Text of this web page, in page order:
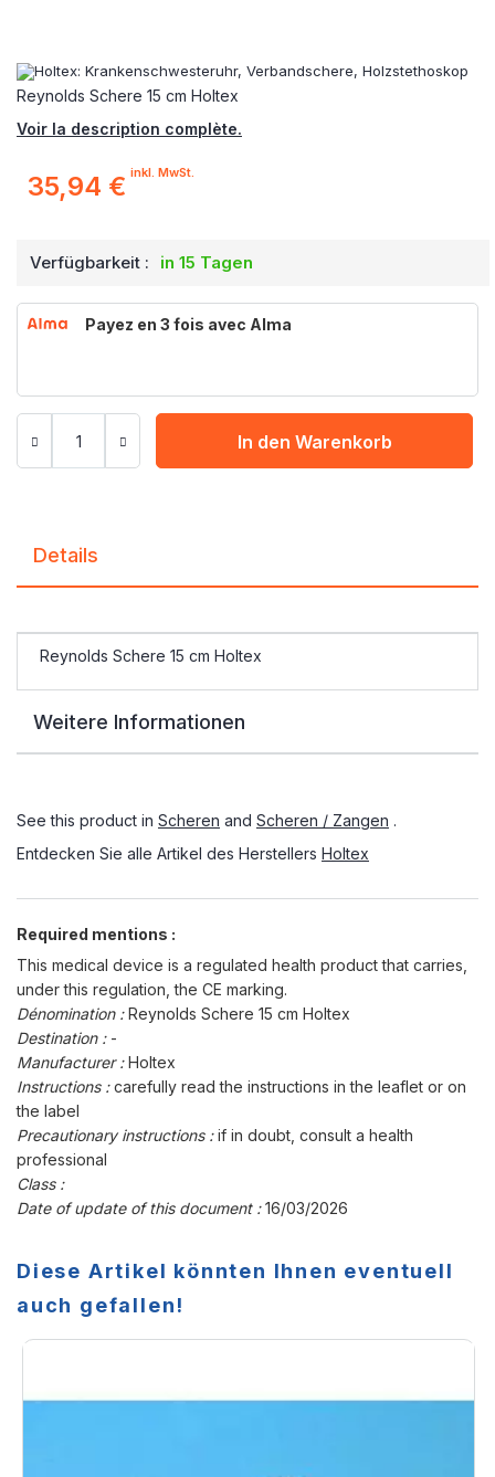
Reynolds Schere 15 cm Holtex
Voir la description complète.
35,94 € inkl. MwSt.
Verfügbarkeit : in 15 Tagen
Payez en 3 fois avec Alma
In den Warenkorb
Details
Reynolds Schere 15 cm Holtex
Weitere Informationen
See this product in Scheren and Scheren / Zangen .
Entdecken Sie alle Artikel des Herstellers Holtex
Required mentions :
This medical device is a regulated health product that carries,
under this regulation, the CE marking.
Dénomination :Reynolds Schere 15 cm Holtex
Destination : -
Manufacturer :Holtex
Instructions :carefully read the instructions in the leaflet or on
the label
Precautionary instructions :if in doubt, consult a health
professional
Class :
Date of update of this document :16/03/2026
Diese Artikel könnten Ihnen eventuell
auch gefallen!